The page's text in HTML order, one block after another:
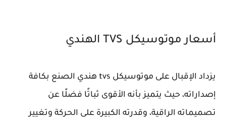
أسعار موتوسيكل TVS الهندي
يزداد الإقبال على موتوسيكل tvs هندي الصنع بكافة
إصداراته، حيث يتميز بأنه الأقوى ثباتًا فضلًا عن
تصميماته الراقية، وقدرته الكبيرة على الحركة وتغيير